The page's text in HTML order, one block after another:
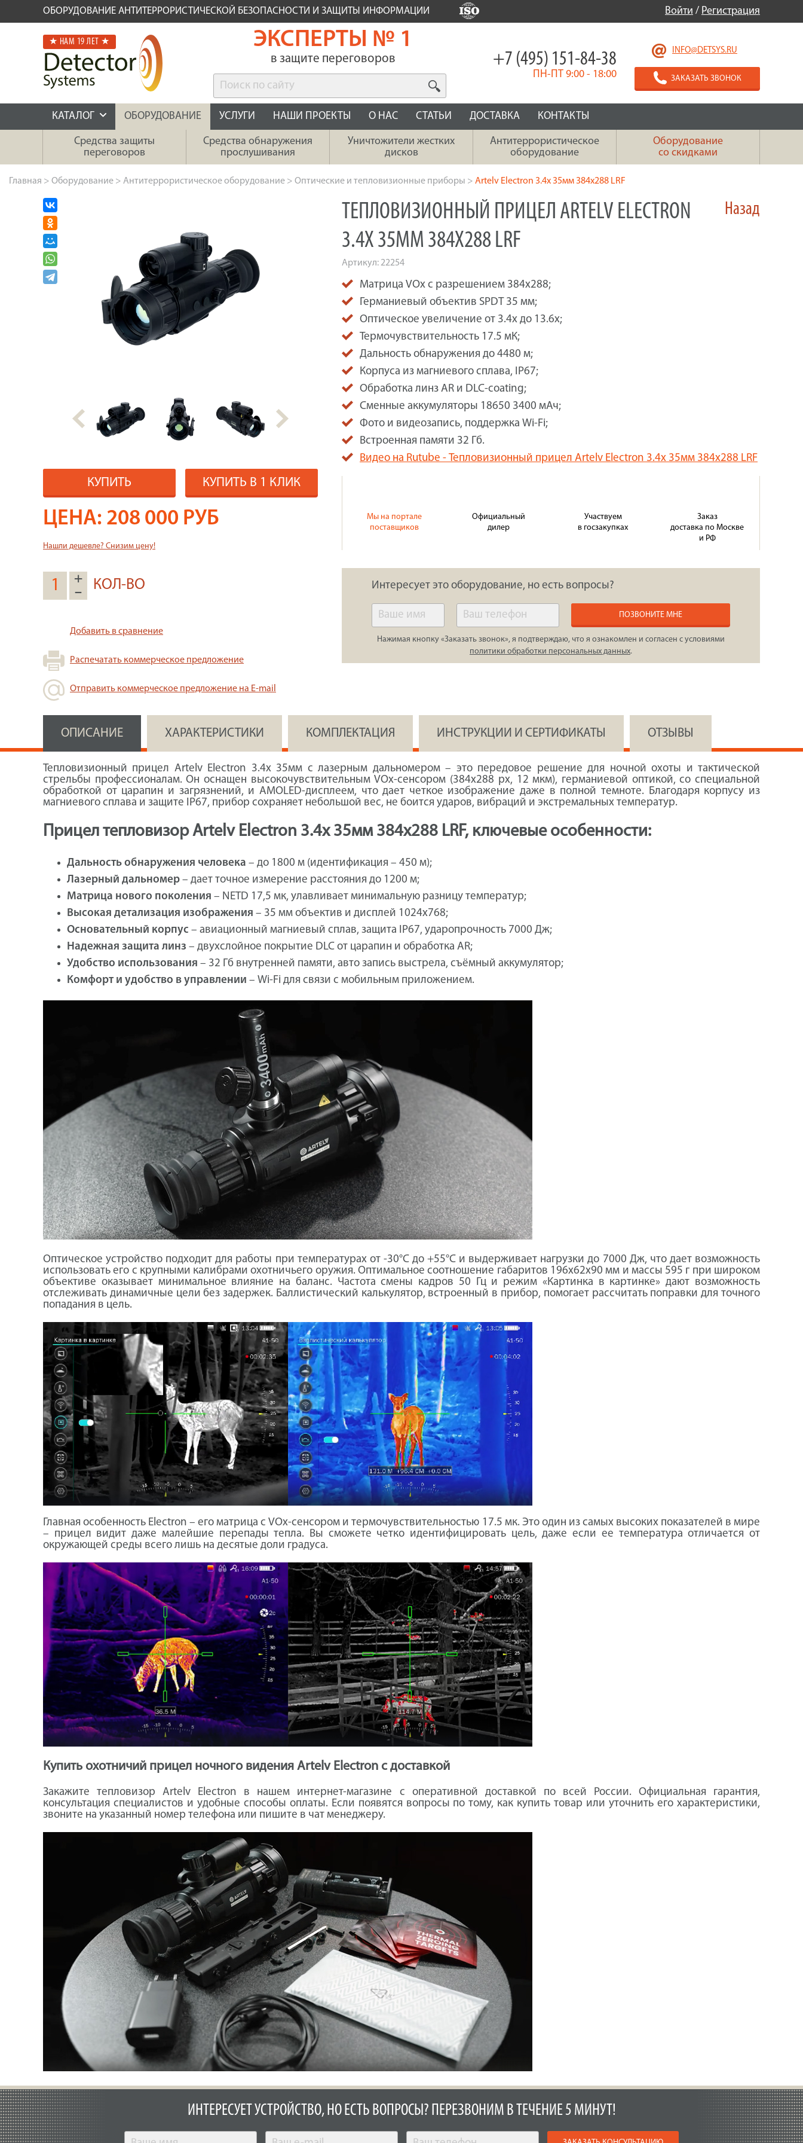
ОБОРУДОВАНИЕ АНТИТЕРРОРИСТИЧЕСКОЙ БЕЗОПАСНОСТИ И ЗАЩИТЫ ИНФОРМАЦИИ Войти / Регистрация
★ НАМ 19 ЛЕТ ★ ЭКСПЕРТЫ № 1
в защите переговоров
INFO@DETSYS.RU
ЗАКАЗАТЬ ЗВОНОК
+7 (495) 151-84-38
ПН-ПТ 9:00 - 18:00
КАТАЛОГ ОБОРУДОВАНИЕ УСЛУГИ НАШИ ПРОЕКТЫ О НАС СТАТЬИ ДОСТАВКА КОНТАКТЫ
Средства защиты
переговоров
Средства обнаружения
прослушивания
Уничтожители жестких
дисков
Антитеррористическое
оборудование
Оборудование
со скидками
Главная > Оборудование > Антитеррористическое оборудование > Оптические и тепловизионные приборы > Artelv Electron 3.4x 35мм 384x288 LRF
Назад
КУПИТЬ КУПИТЬ В 1 КЛИК
ЦЕНА: 208 000 РУБ
Нашли дешевле? Снизим цену!
+
–
КОЛ-ВО
Добавить в сравнение
Распечатать коммерческое предложение
Отправить коммерческое предложение на E-mail
ТЕПЛОВИЗИОННЫЙ ПРИЦЕЛ ARTELV ELECTRON
3.4X 35ММ 384X288 LRF
Артикул:22254
Матрица VOx c разрешением 384x288;
Германиевый объектив SPDT 35 мм;
Оптическое увеличение от 3.4x до 13.6x;
Термочувствительность 17.5 мК;
Дальность обнаружения до 4480 м;
Корпуса из магниевого сплава, IP67;
Обработка линз AR и DLC-coating;
Сменные аккумуляторы 18650 3400 мАч;
Фото и видеозапись, поддержка Wi-Fi;
Встроенная памяти 32 Гб.
Видео на Rutube - Тепловизионный прицел Artelv Electron 3.4x 35мм 384x288 LRF
Мы на портале
поставщиков
Официальный
дилер
Участвуем
в госзакупках
Заказ
доставка по Москве
и РФ
Интересует это оборудование, но есть вопросы?
ПОЗВОНИТЕ МНЕ
Нажимая кнопку «Заказать звонок», я подтверждаю, что я ознакомлен и согласен с условиями
политики обработки персональных данных.
ОПИСАНИЕ ХАРАКТЕРИСТИКИ КОМПЛЕКТАЦИЯ ИНСТРУКЦИИ И СЕРТИФИКАТЫ ОТЗЫВЫ
Тепловизионный прицел Artelv Electron 3.4x 35мм с лазерным дальномером – это передовое решение для ночной охоты и тактической
стрельбы профессионалам. Он оснащен высокочувствительным VOx-сенсором (384x288 px, 12 мкм), германиевой оптикой, со специальной
обработкой от царапин и загрязнений, и AMOLED-дисплеем, что дает четкое изображение даже в полной темноте. Благодаря корпусу из
магниевого сплава и защите IP67, прибор сохраняет небольшой вес, не боится ударов, вибраций и экстремальных температур.
Прицел тепловизор Artelv Electron 3.4x 35мм 384x288 LRF, ключевые особенности:
Дальность обнаружения человека – до 1800 м (идентификация – 450 м);
Лазерный дальномер – дает точное измерение расстояния до 1200 м;
Матрица нового поколения – NETD 17,5 мк, улавливает минимальную разницу температур;
Высокая детализация изображения – 35 мм объектив и дисплей 1024x768;
Основательный корпус – авиационный магниевый сплав, защита IP67, ударопрочность 7000 Дж;
Надежная защита линз – двухслойное покрытие DLC от царапин и обработка AR;
Удобство использования – 32 Гб внутренней памяти, авто запись выстрела, съёмный аккумулятор;
Комфорт и удобство в управлении – Wi-Fi для связи с мобильным приложением.
Оптическое устройство подходит для работы при температурах от -30°C до +55°C и выдерживает нагрузки до 7000 Дж, что дает возможность
использовать его с крупными калибрами охотничьего оружия. Оптимальное соотношение габаритов 196x62x90 мм и массы 595 г при широком
объективе оказывает минимальное влияние на баланс. Частота смены кадров 50 Гц и режим «Картинка в картинке» дают возможность
отслеживать динамичные цели без задержек. Баллистический калькулятор, встроенный в прибор, помогает рассчитать поправки для точного
попадания в цель.
Главная особенность Electron – его матрица с VOx-сенсором и термочувствительностью 17.5 мк. Это один из самых высоких показателей в мире
– прицел видит даже малейшие перепады тепла. Вы сможете четко идентифицировать цель, даже если ее температура отличается от
окружающей среды всего лишь на десятые доли градуса.
Купить охотничий прицел ночного видения Artelv Electron с доставкой
Закажите тепловизор Artelv Electron в нашем интернет-магазине с оперативной доставкой по всей России. Официальная гарантия,
консультация специалистов и удобные способы оплаты. Если появятся вопросы по тому, как купить товар или уточнить его характеристики,
звоните на указанный номер телефона или пишите в чат менеджеру.
ИНТЕРЕСУЕТ УСТРОЙСТВО, НО ЕСТЬ ВОПРОСЫ? ПЕРЕЗВОНИМ В ТЕЧЕНИЕ 5 МИНУТ!